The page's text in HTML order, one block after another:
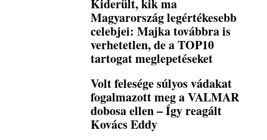
Kiderült, kik ma
Magyarország legértékesebb
celebjei: Majka továbbra is
verhetetlen, de a TOP10
tartogat meglepetéseket
Volt felesége súlyos vádakat
fogalmazott meg a VALMAR
dobosa ellen – Így reagált
Kovács Eddy